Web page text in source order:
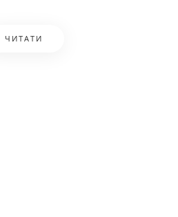
ЧИТАТИ